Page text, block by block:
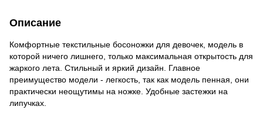
Описание
Комфортные текстильные босоножки для девочек, модель в
которой ничего лишнего, только максимальная открытость для
жаркого лета. Стильный и яркий дизайн. Главное
преимущество модели - легкость, так как модель пенная, они
практически неощутимы на ножке. Удобные застежки на
липучках.